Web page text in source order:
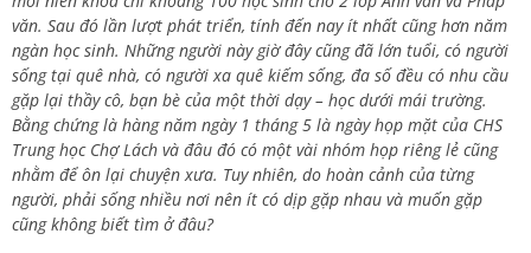
văn. Sau đó lần lượt phát triển, tính đến nay ít nhất cũng hơn năm
ngàn học sinh. Những người này giờ đây cũng đã lớn tuổi, có người
sống tại quê nhà, có người xa quê kiếm sống, đa số đều có nhu cầu
gặp lại thầy cô, bạn bè của một thời dạy – học dưới mái trường.
Bằng chứng là hàng năm ngày 1 tháng 5 là ngày họp mặt của CHS
Trung học Chợ Lách và đâu đó có một vài nhóm họp riêng lẻ cũng
nhằm để ôn lại chuyện xưa. Tuy nhiên, do hoàn cảnh của từng
người, phải sống nhiều nơi nên ít có dịp gặp nhau và muốn gặp
cũng không biết tìm ở đâu?